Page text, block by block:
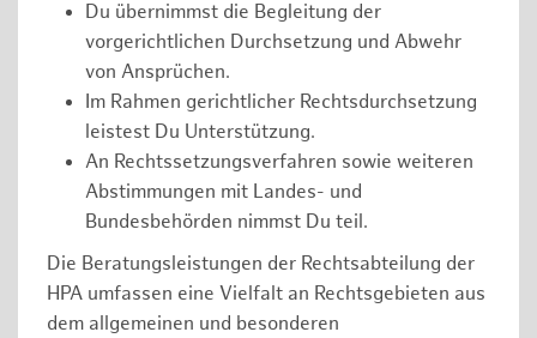
Du übernimmst die Begleitung der
vorgerichtlichen Durchsetzung und Abwehr
von Ansprüchen.
Im Rahmen gerichtlicher Rechtsdurchsetzung
leistest Du Unterstützung.
An Rechtssetzungsverfahren sowie weiteren
Abstimmungen mit Landes- und
Bundesbehörden nimmst Du teil.
Die Beratungsleistungen der Rechtsabteilung der
HPA umfassen eine Vielfalt an Rechtsgebieten aus
dem allgemeinen und besonderen